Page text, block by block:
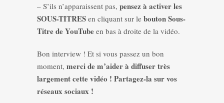
– S’ils n’apparaissent pas, pensez à activer les
SOUS-TITRES en cliquant sur le bouton Sous-
Titre de YouTube en bas à droite de la vidéo.
Bon interview ! Et si vous passez un bon
moment, merci de m’aider à diffuser très
largement cette vidéo ! Partagez-la sur vos
réseaux sociaux !